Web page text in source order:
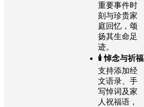
重要事件时
刻与珍贵家
庭回忆，颂
扬其生命足
迹。
🕯️ 悼念与祈福
支持添加经
文语录、手
写悼词及家
人祝福语，